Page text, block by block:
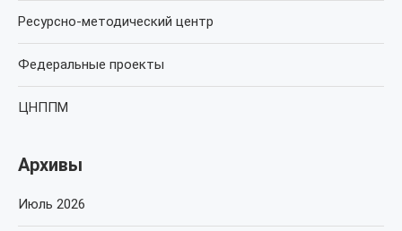
Ресурсно-методический центр
Федеральные проекты
ЦНППМ
Архивы
Июль 2026